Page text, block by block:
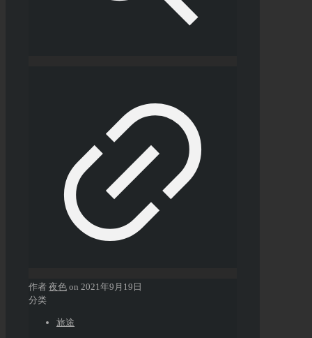
作者 夜色 on 2021年9月19日
分类
旅途